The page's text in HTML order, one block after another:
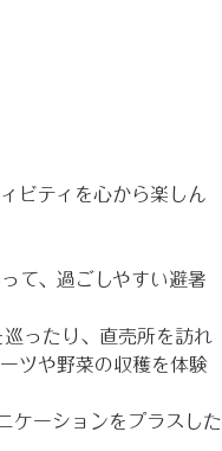
ビティを心から楽しん
て、過ごしやすい避暑
ったり、直売所を訪れ
ツや野菜の収穫を体験
ケーションをプラスした